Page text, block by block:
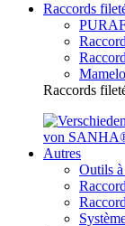
Raccords
Raccords
Autres
Outils à